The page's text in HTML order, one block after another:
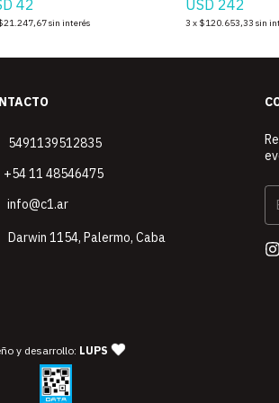
42
sin interés
USD 242
3 x $120.653,33 sin
5491139512835
+54 11 48546475
info@c1.ar
Darwin 1154, Palermo, Caba
y desarrollo: LUPS — agencia de diseño y desarrollo